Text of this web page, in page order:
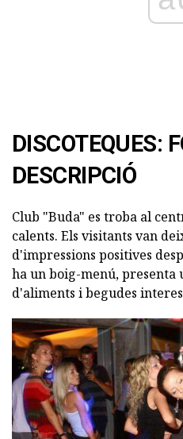
DISCOTEQUES:
DESCRIPCIÓ
Club "Buda" es troba al
calents. Els visitants van
d'impressions positives
ha un boig-menú,
d'aliments i begudes